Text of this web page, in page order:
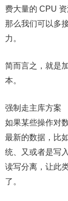
费大量的 CPU
那么我们可以多
力。
简而言之，就是
本。
强制走主库方案
如果某些操作对
最新的数据，比
统、又或者是写
读写分离，让此
了。